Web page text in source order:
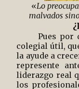
«Lo
malvados
Pues por
colegial útil,
la ayude a
represente
liderazgo real
los